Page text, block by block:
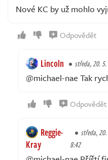
Nové KC by už mohlo
Odpovědět
Lincoln středa, 20.
@michael-nae Tak
Odpovědět
Reggie-
Kray
středa,
8:42